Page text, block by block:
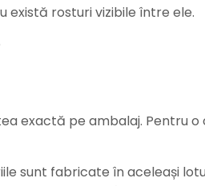
rosturi vizibile între ele.
exactă pe ambalaj. Pentru o
sunt fabricate în aceleași